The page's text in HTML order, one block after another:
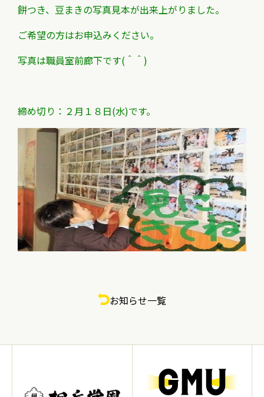
餅つき、豆まきの写真見本が出来上がりました。
ご希望の方はお申込みください。
写真は職員室前廊下です(＾＾)
締め切り：２月１８日(水)です。
お知らせ一覧